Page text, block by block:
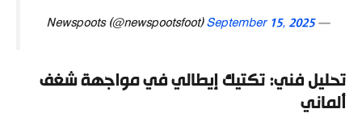
— Newspoots (@newspootsfoot)
September 15, 2025
تحليل فني: تكتيك إيطالي في مواجهة شغف
ألماني